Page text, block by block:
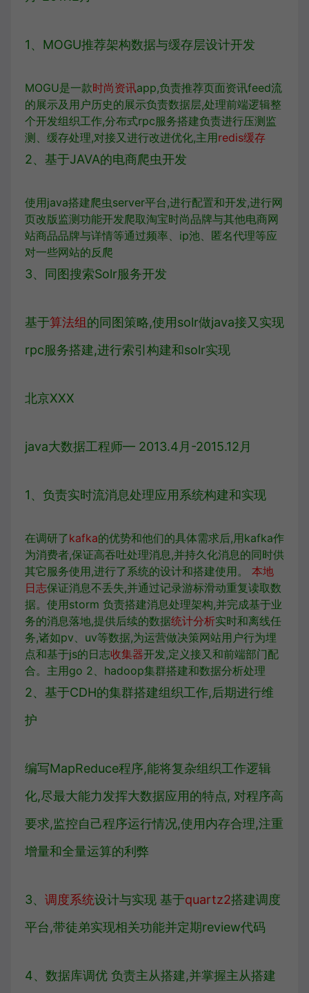
1、MOGU推荐架构数据与缓存层设计开发
MOGU是一款时尚资讯app,负责推荐页面资讯feed流
的展示及用户历史的展示负责数据层,处理前端逻辑整
个开发组织工作,分布式rpc服务搭建负责进行压测监
测、缓存处理,对接又进行改进优化,主用redis缓存
2、基于JAVA的电商爬虫开发
使用java搭建爬虫server平台,进行配置和开发,进行网
页改版监测功能开发爬取淘宝时尚品牌与其他电商网
站商品品牌与详情等通过频率、ip池、匿名代理等应
对一些网站的反爬
3、同图搜索Solr服务开发
基于算法组的同图策略,使用solr做java接又实现
rpc服务搭建,进行索引构建和solr实现
北京XXX
java大数据工程师— 2013.4月-2015.12月
1、负责实时流消息处理应用系统构建和实现
在调研了kafka的优势和他们的具体需求后,用kafka作
为消费者,保证高吞吐处理消息,并持久化消息的同时供
其它服务使用,进行了系统的设计和搭建使用。 本地
日志保证消息不丢失,并通过记录游标滑动重复读取数
据。使用storm 负责搭建消息处理架构,并完成基于业
务的消息落地,提供后续的数据统计分析实时和离线任
务,诸如pv、uv等数据,为运营做决策网站用户行为埋
点和基于js的日志收集器开发,定义接又和前端部门配
合。主用go 2、hadoop集群搭建和数据分析处理
2、基于CDH的集群搭建组织工作,后期进行维
护
编写MapReduce程序,能将复杂组织工作逻辑
化,尽最大能力发挥大数据应用的特点, 对程序高
要求,监控自己程序运行情况,使用内存合理,注重
增量和全量运算的利弊
3、 调度系统设计与实现 基于quartz2搭建调度
平台,带徒弟实现相关功能并定期review代码
4、数据库调优 负责主从搭建,并掌握主从搭建